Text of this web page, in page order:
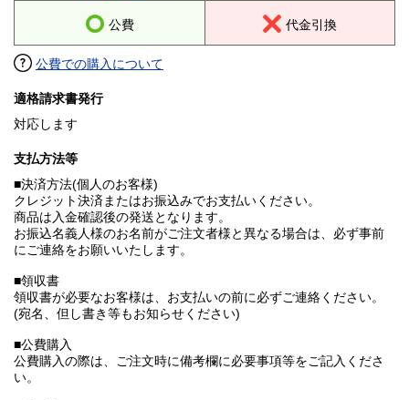
公費 代金引換
公費での購入について
適格請求書発行
対応します
支払方法等
■決済方法(個人のお客様)
クレジット決済またはお振込みでお支払いください。
商品は入金確認後の発送となります。
お振込名義人様のお名前がご注文者様と異なる場合は、必ず事前
にご連絡をお願いいたします。
■領収書
領収書が必要なお客様は、お支払いの前に必ずご連絡ください。
(宛名、但し書き等もお知らせください)
■公費購入
公費購入の際は、ご注文時に備考欄に必要事項等をご記入くださ
い。